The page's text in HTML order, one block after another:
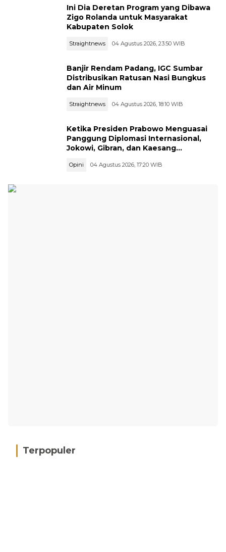
Ini Dia Deretan Program yang Dibawa
Zigo Rolanda untuk Masyarakat
Kabupaten Solok
Straightnews 04 Agustus 2026, 23:50 WIB
Banjir Rendam Padang, IGC Sumbar
Distribusikan Ratusan Nasi Bungkus
dan Air Minum
Straightnews 04 Agustus 2026, 18:10 WIB
Ketika Presiden Prabowo Menguasai
Panggung Diplomasi Internasional,
Jokowi, Gibran, dan Kaesang
Opini 04 Agustus 2026, 17:20 WIB
Terpopuler